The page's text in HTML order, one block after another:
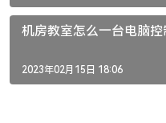
机房教室怎么一台电脑
2023年02月15日 18:06